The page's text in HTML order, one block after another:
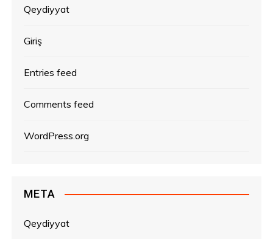
ə
Qeydiyyat
Giriş
Entries feed
Comments feed
WordPress.org
META
Qeydiyyat